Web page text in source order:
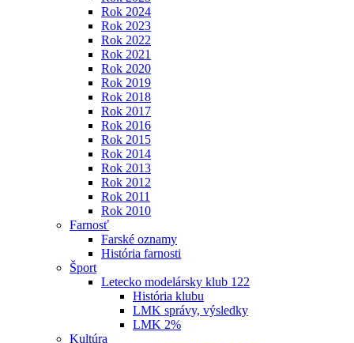
Rok 2024
Rok 2023
Rok 2022
Rok 2021
Rok 2020
Rok 2019
Rok 2018
Rok 2017
Rok 2016
Rok 2015
Rok 2014
Rok 2013
Rok 2012
Rok 2011
Rok 2010
Farnosť
Farské oznamy
História farnosti
Šport
Letecko modelársky klub 122
História klubu
LMK správy, výsledky
LMK 2%
Kultúra